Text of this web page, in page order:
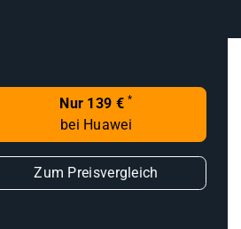
Nur 139 € *
bei Huawei
Zum Preisvergleich